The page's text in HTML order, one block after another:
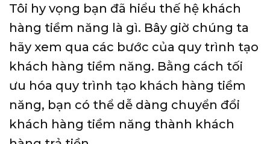
Tôi hy vọng bạn đã hiểu thế hệ khách
hàng tiềm năng là gì. Bây giờ chúng ta
hãy xem qua các bước của quy trình tạo
khách hàng tiềm năng. Bằng cách tối
ưu hóa quy trình tạo khách hàng tiềm
năng, bạn có thể dễ dàng chuyển đổi
khách hàng tiềm năng thành khách